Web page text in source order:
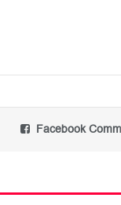
Facebook